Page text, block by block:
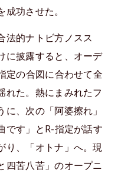
功させた。
法的ナトビ方ノスス
に披露すると、オーデ
定の合図に合わせて全
れた。熱にまみれたフ
、次の「阿婆擦れ」
です」とR-指定が話す
り、「オトナ」へ。現
四苦八苦」のオープニ